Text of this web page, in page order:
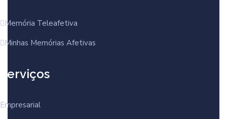
Memória Teleafetiva
Minhas Memórias Afetivas
Serviços
Empresarial